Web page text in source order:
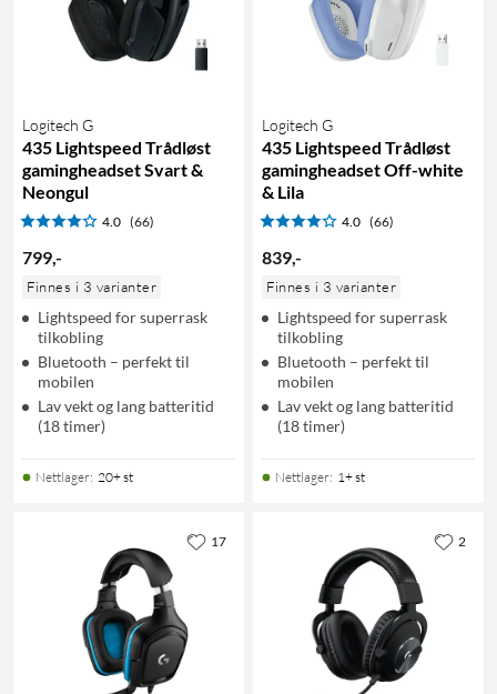
Logitech G
435 Lightspeed Trådløst
gamingheadset Svart &
Neongul
4.0 (66)
799,-
Finnes i 3 varianter
Lightspeed for superrask
tilkobling
Bluetooth – perfekt til
mobilen
Lav vekt og lang batteritid
(18 timer)
Nettlager: 20+ st
Logitech G
435 Lightspeed Trådløst
gamingheadset Off-white
& Lila
4.0 (66)
839,-
Finnes i 3 varianter
Lightspeed for superrask
tilkobling
Bluetooth – perfekt til
mobilen
Lav vekt og lang batteritid
(18 timer)
Nettlager: 1+ st
17 2